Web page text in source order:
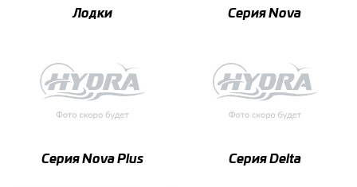
Лодки Серия Nova
Серия Nova Plus Серия Delta